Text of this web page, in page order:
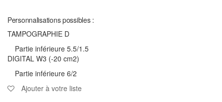
Personnalisations possibles :
TAMPOGRAPHIE D
Partie inférieure 5.5/1.5
DIGITAL W3 (-20 cm2)
Partie inférieure 6/2
Ajouter à votre liste